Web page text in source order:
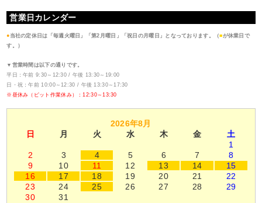
営業日カレンダー
● 当社の定休日は「毎週火曜日」「第2月曜日」「祝日の月曜日」となっております。（■が休業日で
す。）
▼営業時間は以下の通りです。
平日：午前 9:30～12:30 / 午後 13:30～19:00
日・祝：午前 10:00～12:30 / 午後 13:30～17:30
※昼休み（ピット作業休み）：12:30～13:30
2026年8月
日
月 火 水 木 金
土
1
2
3 4 5 6 7
8
9
10 11 12 13 14
15
16
17 18 19 20 21
22
23
24 25 26 27 28
29
30
31